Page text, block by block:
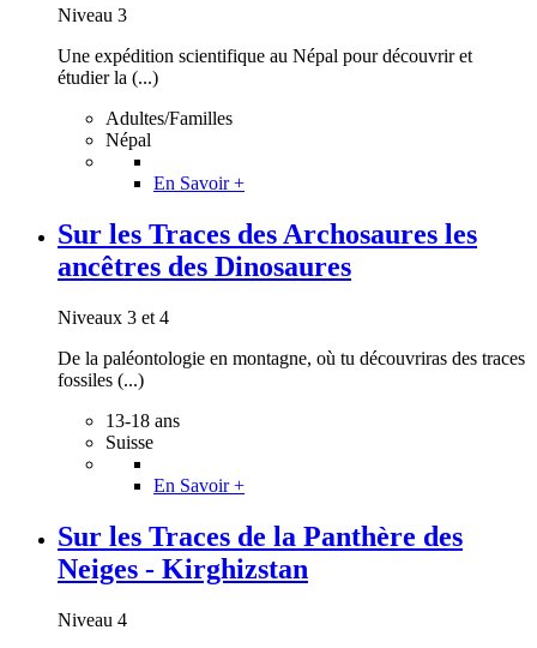
Niveau 3
Une expédition scientifique au Népal pour découvrir et
étudier la (...)
Adultes/Familles
Népal
En Savoir +
Sur les Traces des Archosaures les
ancêtres des Dinosaures
Niveaux 3 et 4
De la paléontologie en montagne, où tu découvriras des traces
fossiles (...)
13-18 ans
Suisse
En Savoir +
Sur les Traces de la Panthère des
Neiges - Kirghizstan
Niveau 4